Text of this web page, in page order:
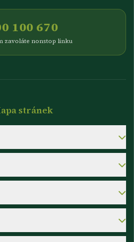
100 670
zavoláte nonstop linku
stránek